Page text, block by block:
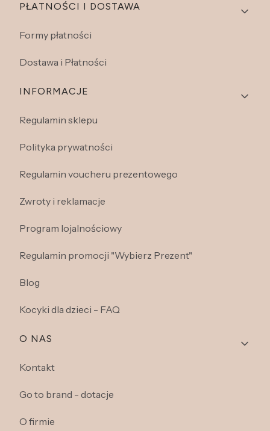
PŁATNOŚCI I DOSTAWA
Formy płatności
Dostawa i Płatności
INFORMACJE
Regulamin sklepu
Polityka prywatności
Regulamin voucheru prezentowego
Zwroty i reklamacje
Program lojalnościowy
Regulamin promocji "Wybierz Prezent"
Blog
Kocyki dla dzieci - FAQ
O NAS
Kontakt
Go to brand - dotacje
O firmie